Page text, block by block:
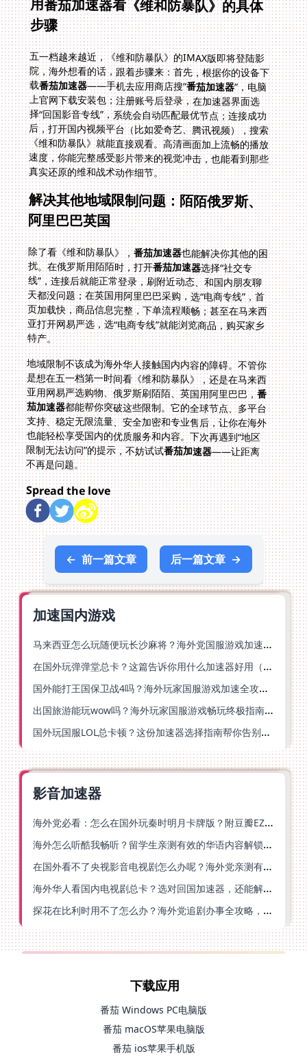
用番茄加速器看《维和防暴队》的具体
步骤
五一档越来越近，《维和防暴队》的IMAX版即将登陆影
院，海外想看的话，跟着步骤来：首先，根据你的设备下
载番茄加速器——手机去应用商店搜“番茄加速器”，电脑
上官网下载安装包；注册账号后登录，在加速器界面选
择“回国影音专线”，系统会自动匹配最优节点；连接成功
后，打开国内视频平台（比如爱奇艺、腾讯视频），搜索
《维和防暴队》就能直接观看。高清画面加上流畅的播放
速度，你能完整感受影片带来的视觉冲击，也能看到那些
真实还原的维和战术动作细节。
解决其他地域限制问题：陌陌俄罗斯、
阿里巴巴英国
除了看《维和防暴队》，番茄加速器也能解决你其他的困
扰。在俄罗斯用陌陌时，打开番茄加速器选择“社交专
线”，连接后就能正常登录，刷附近动态、和国内朋友聊
天都没问题；在英国用阿里巴巴采购，选“电商专线”，首
页加载快，商品信息完整，下单流程顺畅；甚至在马来西
亚打开网易严选，选“电商专线”就能浏览商品，购买家乡
特产。
地域限制不该成为海外华人接触国内内容的障碍。不管你
是想在五一档第一时间看《维和防暴队》，还是在马来西
亚用网易严选购物、俄罗斯刷陌陌、英国用阿里巴巴，番
茄加速器都能帮你突破这些限制。它的全球节点、多平台
支持、稳定无限流量、安全加密和专业售后，让你在海外
也能轻松享受国内的优质服务和内容。下次再遇到“地区
限制无法访问”的提示，不妨试试番茄加速器——让距离
不再是问题。
Spread the love
← 前一篇文章 后一篇文章 →
加速国内游戏
马来西亚怎么玩随便玩长沙麻将？海外党国服游戏加速终极指南（含跑跑无尽冬日解决方案）
在国外玩弹弹堂总卡？这篇告诉你用什么加速器好用（附印尼玩模拟农场流放之路秘籍）
国外能打王国保卫战4吗？海外玩家国服游戏加速全攻略（附实测推荐）
出国旅游能玩wow吗？海外玩家国服游戏畅玩终极指南（附FF14激战2解决方案）
国外玩国服LOL总卡顿？这份加速器选择指南帮你告别延迟烦恼
影音加速器
海外党必看：怎么在国外玩秦时明月卡牌版？附豆瓣EZCast地区限制破解法
海外怎么听酷我畅听？留学生亲测有效的华语内容解锁指南
在国外看不了央视影音电视剧怎么办呢？海外党亲测有效的回国加速方案
海外华人看国内电视剧总卡？选对回国加速器，还能解决菲律宾打不开反诈中心的问题
探花在比利时用不了怎么办？海外党追剧办事全攻略，选对加速器就够了
下载应用
番茄 Windows PC电脑版
番茄 macOS苹果电脑版
番茄 ios苹果手机版